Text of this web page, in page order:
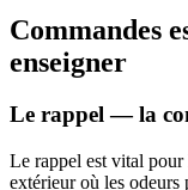
Commandes
enseigner
Le rappel — la
Le rappel est vital pour
extérieur où les odeurs